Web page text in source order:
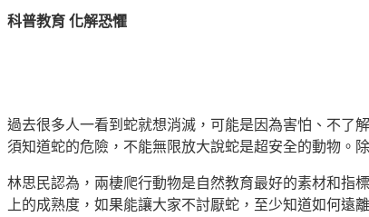
科普教育 化解恐懼
過去很多人一看到蛇就想消滅，可能是因為害怕、不了
須知道蛇的危險，不能無限放大說蛇是超安全的動物。
林思民認為，兩棲爬行動物是自然教育最好的素材和指
上的成熟度，如果能讓大家不討厭蛇，至少知道如何